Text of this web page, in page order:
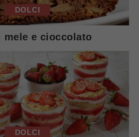
DOLCI
mele e cioccolato
DOLCI